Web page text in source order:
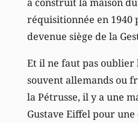
réquisitionnée en 1940
devenue siège de la
Et il ne faut pas oublier
souvent allemands ou
la Pétrusse, il y a une
Gustave Eiffel pour une